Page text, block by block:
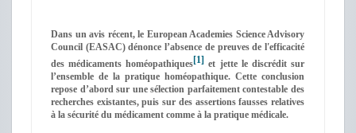
Dans un avis récent, le European Academies Science Advisory
Council (EASAC) dénonce l’absence de preuves de l'efficacité
des médicaments homéopathiques[1] et jette le discrédit sur
l’ensemble de la pratique homéopathique. Cette conclusion
repose d’abord sur une sélection parfaitement contestable des
recherches existantes, puis sur des assertions fausses relatives
à la sécurité du médicament comme à la pratique médicale.